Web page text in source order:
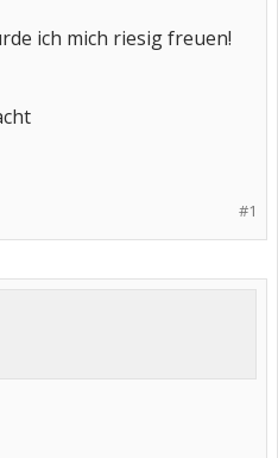
ich mich riesig freuen!
#1